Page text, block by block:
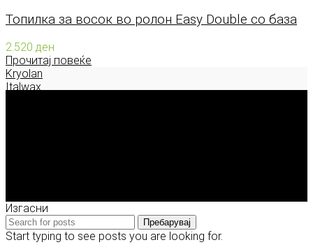
Топилка за восок во ролон Easy Double со база
2.520 ден
Прочитај повеќе
Kryolan
Italwax
Изгасни
Пребарувај
Start typing to see posts you are looking for.